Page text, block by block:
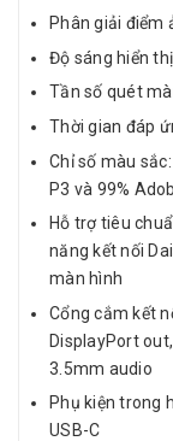
Phân giải điểm
Độ sáng hiển
Tần số quét
Thời gian đáp
Chỉ số màu
P3 và 99%
Hỗ trợ tiêu
năng kết nối
màn hình
Cổng cắm kết
DisplayPort
3.5mm audio
Phụ kiện trong
USB-C